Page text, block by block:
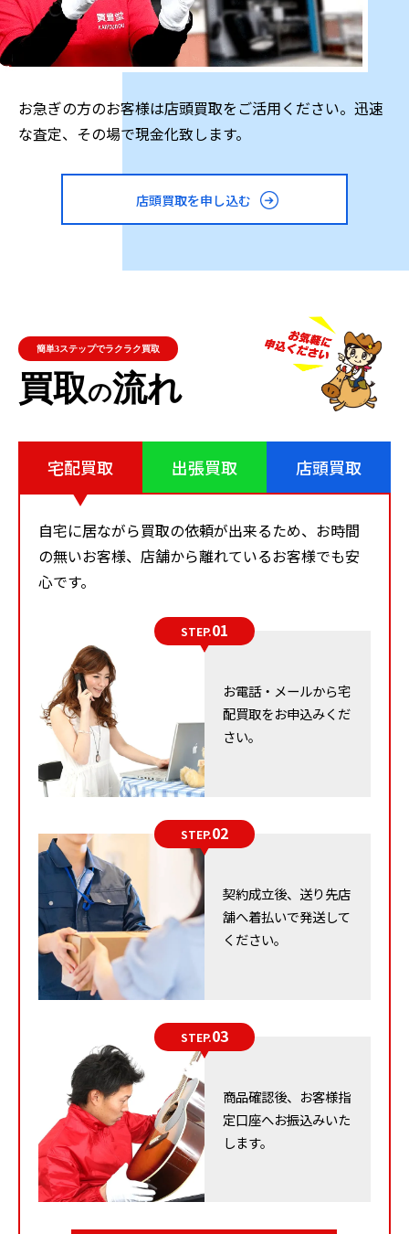
ュアンスを持っています。また、2.55ラインはチェーン
バッグが有名で、デザイン性の高さが人気です。
このようにシャネルのアイテムは今なお高い人気を誇
イテムはぜひとも査定を試してみてください。
アイテムの種類
◆ドーヴィル ◆ココハンドル ◆ガブリエル ◆
ツイード
シャネル
買取りスタッフ目線
＋査定のポイント
シャネル の査定を高くするためには次のポイント
キズがなく、状態が良好な場合は査定アップ
完動品
保管状況が良好な場合は査定アップ
使用頻度が低い場合は査定アップ
付属品(元箱など)が揃っていれば査定アップ
汚れやホコリは拭き取っておく
バッグ、財布、ファッション小物、洋服のいずれも外観
の状態が重視されます。そのため傷や汚れがないものは
査定額も高くなります。また、使用頻度が低かったり、
保管状況・使用状況が良かったりするものは査定時の印
象も高くなるでしょう。
査定時は外観の状態が重視されることから、各アイテム
については柔らかい布で埃を落とす程度の清掃は事前に
済ませておきましょう。腕時計の場合、強い汚れは軽く
濡らした綿棒で清掃する場合もありますが、内部に浸水
しないように注意してください。また、専門知識を持た
お急ぎの方のお客様は店頭買取をご活用ください。迅速
な査定、その場で現金化致します。
店頭買取を申し込む
簡単3ステップでラクラク買取
買取の流れ
宅配買取 出張買取 店頭買取
自宅に居ながら買取の依頼が出来るため、お時間
の無いお客様、店舗から離れているお客様でも安
心です。
STEP.01
お電話・メールから宅
配買取をお申込みくだ
さい。
STEP.02
契約成立後、送り先店
舗へ着払いで発送して
ください。
STEP.03
商品確認後、お客様指
定口座へお振込みいた
します。